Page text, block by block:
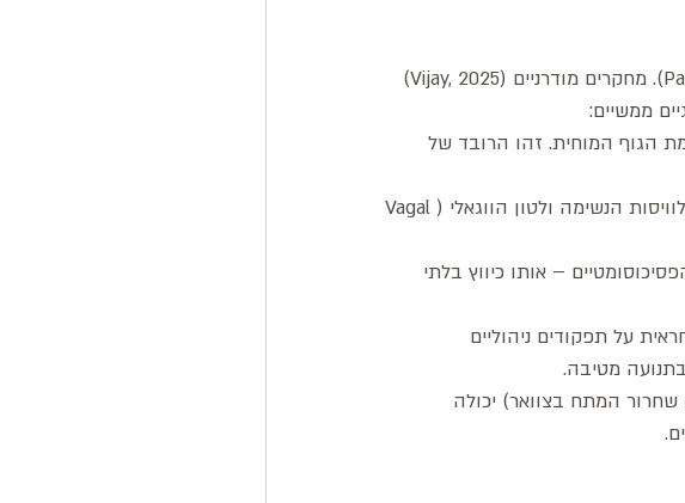
ביוגה תרפיה, אנו מתבוננים באדם דרך מודל חמש המעטפות (Pancha Kosha). מחקרים מודרניים (Vijay, 2025)
ממשיים:
הגוף המוחית. זהו הרובד של
* פראנמאיה (גוף האנרגיה): קשורה ישירות למערכת העצבים האוטונומית, לוויסות הנשימה ולטון הווגאלי (Vagal
– אותו כיווץ בלתי
על תפקודים ניהוליים
מטיבה.
המתח בצוואר) יכולה